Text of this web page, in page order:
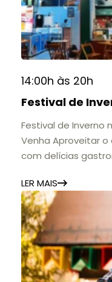
14:00h às 20h
Festival de
Festival de Inverno
Venha Aproveitar
com delícias
LER MAIS